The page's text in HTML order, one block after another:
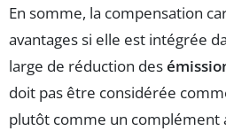
En somme, la compensation
avantages si elle est intégrée
large de réduction des
doit pas être considérée
plutôt comme un complément